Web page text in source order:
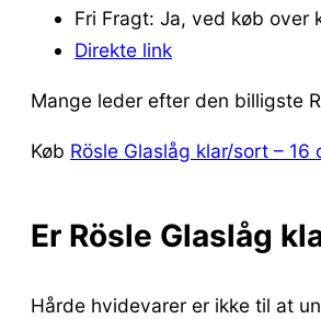
Fri Fragt: Ja, ved køb over
Direkte link
Mange leder efter den billigste
Køb Rösle Glaslåg klar/sort – 16
Er Rösle Glaslåg
Hårde hvidevarer er ikke til at